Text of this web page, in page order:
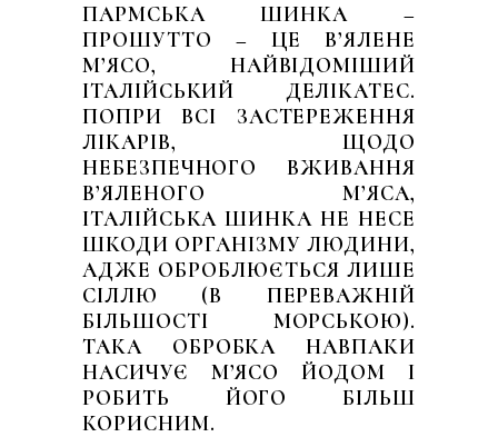
ПАРМСЬКА ШИНКА –
ПРОШУТТО – ЦЕ В’ЯЛЕНЕ
М’ЯСО, НАЙВІДОМІШИЙ
ІТАЛІЙСЬКИЙ ДЕЛІКАТЕС.
ПОПРИ ВСІ ЗАСТЕРЕЖЕННЯ
ЛІКАРІВ, ЩОДО
НЕБЕЗПЕЧНОГО ВЖИВАННЯ
В’ЯЛЕНОГО М’ЯСА,
ІТАЛІЙСЬКА ШИНКА НЕ НЕСЕ
ШКОДИ ОРГАНІЗМУ ЛЮДИНИ,
АДЖЕ ОБРОБЛЮЄТЬСЯ ЛИШЕ
СІЛЛЮ (В ПЕРЕВАЖНІЙ
БІЛЬШОСТІ МОРСЬКОЮ).
ТАКА ОБРОБКА НАВПАКИ
НАСИЧУЄ М’ЯСО ЙОДОМ І
РОБИТЬ ЙОГО БІЛЬШ
КОРИСНИМ.